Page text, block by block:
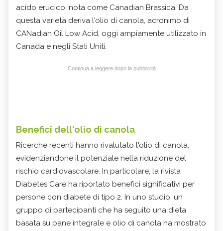
acido erucico, nota come Canadian Brassica. Da
questa varietà deriva l'olio di canola, acronimo di
CANadian Oil Low Acid, oggi ampiamente utilizzato in
Canada e negli Stati Uniti.
Continua a leggere dopo la pubblicità
Benefici dell'olio di canola
Ricerche recenti hanno rivalutato l'olio di canola,
evidenziandone il potenziale nella riduzione del
rischio cardiovascolare. In particolare, la rivista
Diabetes Care ha riportato benefici significativi per
persone con diabete di tipo 2. In uno studio, un
gruppo di partecipanti che ha seguito una dieta
basata su pane integrale e olio di canola ha mostrato